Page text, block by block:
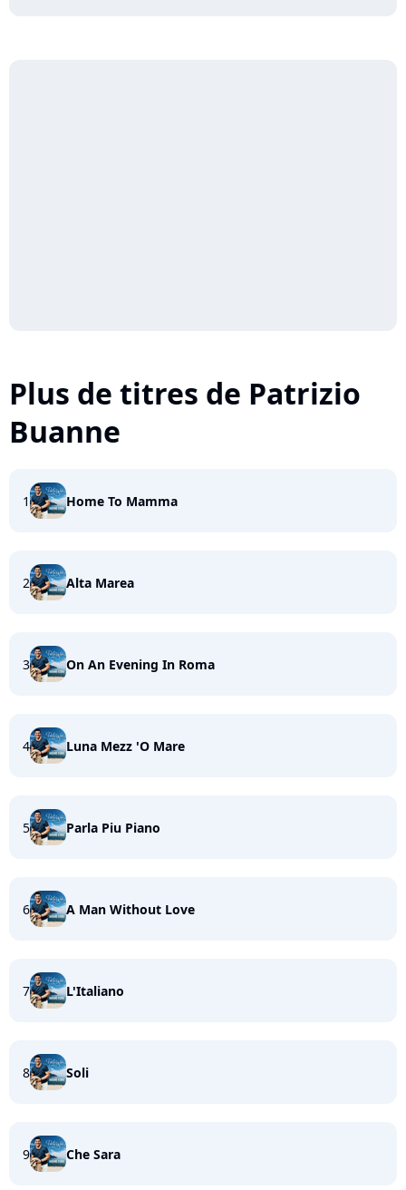
Plus de titres de Patrizio
Buanne
1 Home To Mamma
2 Alta Marea
3 On An Evening In Roma
4 Luna Mezz 'O Mare
5 Parla Piu Piano
6 A Man Without Love
7 L'Italiano
8 Soli
9 Che Sara